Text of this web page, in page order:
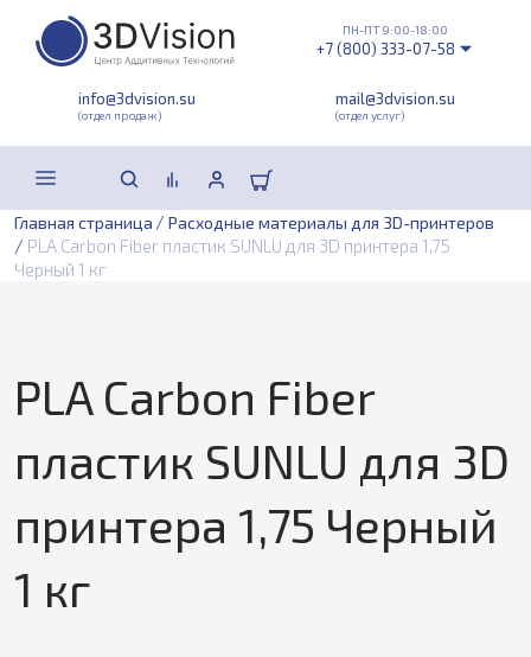
info@3dvision.su
(отдел продаж)
mail@3dvision.su
(отдел услуг)
ПН-ПТ 9:00-18:00
+7 (800) 333-07-58
Главная страница / Расходные материалы для 3D-принтеров
/ PLA Carbon Fiber пластик SUNLU для 3D принтера 1,75
Черный 1 кг
PLA Carbon Fiber
пластик SUNLU для 3D
принтера 1,75 Черный
1 кг